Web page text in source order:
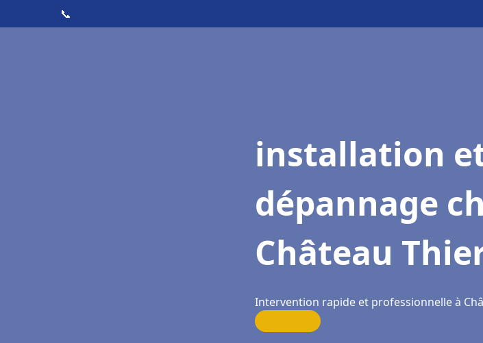
📞
installation
dépannage
Château
Intervention rapide et professionnelle à